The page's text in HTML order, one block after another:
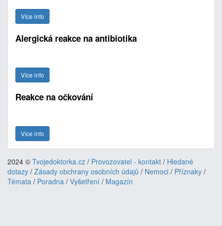
Více info
Alergická reakce na antibiotika
Více info
Reakce na očkování
Více info
2024 © Tvojedoktorka.cz / Provozovatel - kontakt / Hledané
dotazy / Zásady obchrany osobních údajů / Nemoci / Příznaky /
Témata / Poradna / Vyšetření / Magazín